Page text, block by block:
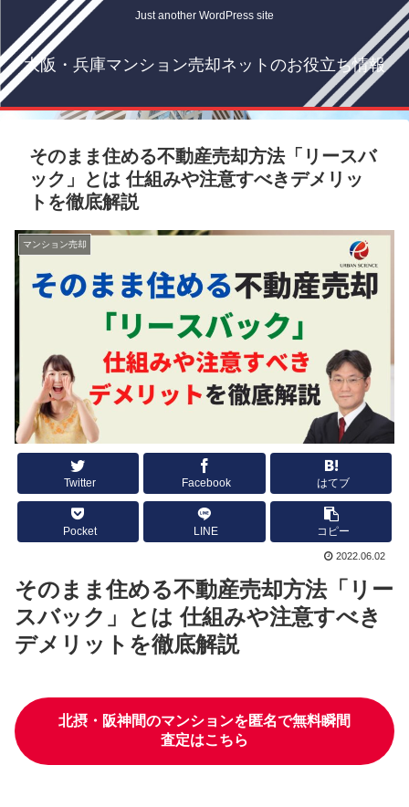
Just another WordPress site
大阪・兵庫マンション売却ネットのお役立ち情報
そのまま住める不動産売却方法「リースバ
ック」とは 仕組みや注意すべきデメリッ
トを徹底解説
マンション売却
Twitter Facebook はてブ
Pocket LINE コピー
2022.06.02
そのまま住める不動産売却方法「リー
スバック」とは 仕組みや注意すべき
デメリットを徹底解説
北摂・阪神間のマンションを匿名で無料瞬間
査定はこちら